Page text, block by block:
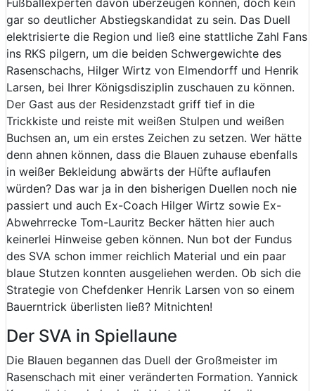
gar so deutlicher Abstiegskandidat zu sein. Das Duell
elektrisierte die Region und ließ eine stattliche Zahl Fans
ins RKS pilgern, um die beiden Schwergewichte des
Rasenschachs, Hilger Wirtz von Elmendorff und Henrik
Larsen, bei Ihrer Königsdisziplin zuschauen zu können.
Der Gast aus der Residenzstadt griff tief in die
Trickkiste und reiste mit weißen Stulpen und weißen
Buchsen an, um ein erstes Zeichen zu setzen. Wer hätte
denn ahnen können, dass die Blauen zuhause ebenfalls
in weißer Bekleidung abwärts der Hüfte auflaufen
würden? Das war ja in den bisherigen Duellen noch nie
passiert und auch Ex-Coach Hilger Wirtz sowie Ex-
Abwehrrecke Tom-Lauritz Becker hätten hier auch
keinerlei Hinweise geben können. Nun bot der Fundus
des SVA schon immer reichlich Material und ein paar
blaue Stutzen konnten ausgeliehen werden. Ob sich die
Strategie von Chefdenker Henrik Larsen von so einem
Bauerntrick überlisten ließ? Mitnichten!
Der SVA in Spiellaune
Die Blauen begannen das Duell der Großmeister im
Rasenschach mit einer veränderten Formation. Yannick